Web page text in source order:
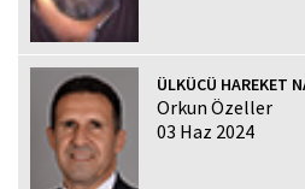
ÜLKÜCÜ HAREKET
Orkun Özeller
03 Haz 2024